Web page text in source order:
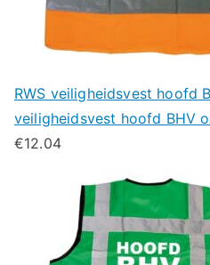
RWS veiligheidsvest hoofd
veiligheidsvest hoofd BHV
€12.04